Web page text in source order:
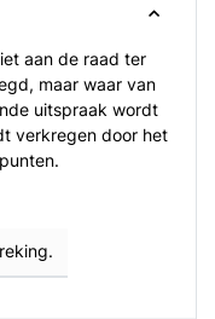
aan de raad ter
maar waar van
uitspraak wordt
verkregen door het